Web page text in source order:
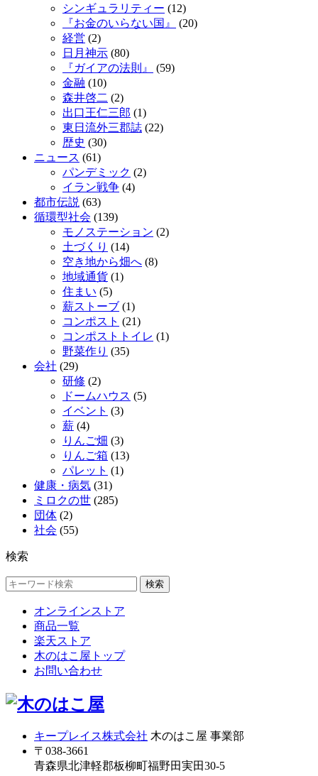
シンギュラリティー (12)
『お金のいらない国』
(20)
経営 (2)
日月神示 (80)
『ガイアの法則』
(59)
金融 (10)
森井啓二 (2)
出口王仁三郎 (1)
東日流外三郡誌 (22)
歴史 (30)
ニュース (61)
パンデミック (2)
イラン戦争 (4)
都市伝説 (63)
循環型社会 (139)
モノステーション (2)
土づくり (14)
空き地から畑へ (8)
地域通貨 (1)
住まい (5)
薪ストーブ (1)
コンポスト (21)
コンポストトイレ (1)
野菜作り (35)
会社 (29)
研修 (2)
ドームハウス (5)
イベント (3)
薪 (4)
りんご畑 (3)
りんご箱 (13)
パレット (1)
健康・病気 (31)
ミロクの世 (285)
団体 (2)
社会 (55)
検索
検索
オンラインストア
商品一覧
楽天ストア
木のはこ屋トップ
お問い合わせ
キープレイス株式会社 木のはこ屋 事業部
〒038-3661
青森県北津軽郡板柳町福野田実田30-5